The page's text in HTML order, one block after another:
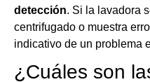
detección. Si la lavadora
centrifugado o muestra
indicativo de un problema
¿Cuáles son